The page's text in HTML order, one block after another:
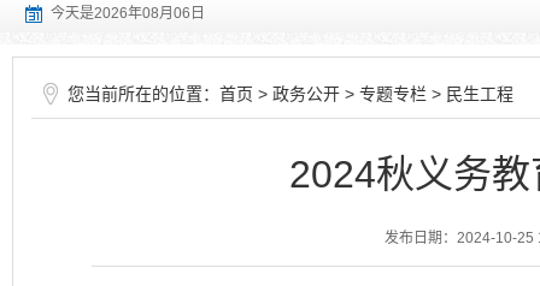
今天是2026年08月06日
您当前所在的位置： 首页 > 政务公开 > 专题专栏 > 民生工程
2024秋义务
发布日期：2024-10-25